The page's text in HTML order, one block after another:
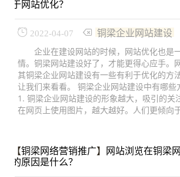
于网站优化？
2022-04-07 铜梁企业网站建设
企业在建设网站的时候，网站优化也是
情。铜梁网站建设好了，才能更得心应手。
其铜梁企业网站建设有一些有利于优化的方
让我们来看看。 铜梁企业网站建设中有哪些
1. 铜梁企业网站建设的形象越大，吸引的关
在网页上使用图片，越大越好。人们更倾向
【铜梁网络营销推广】 网站浏览在铜梁
的原因是什么？